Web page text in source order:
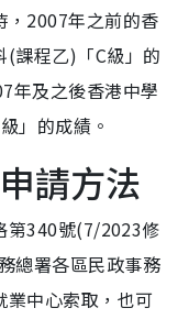
，2007年之前的香
課程乙)「C級」的
年及之後香港中學
」的成績。
請方法
第340號(7/2023修
總署各區民政事務
業中心索取，也可